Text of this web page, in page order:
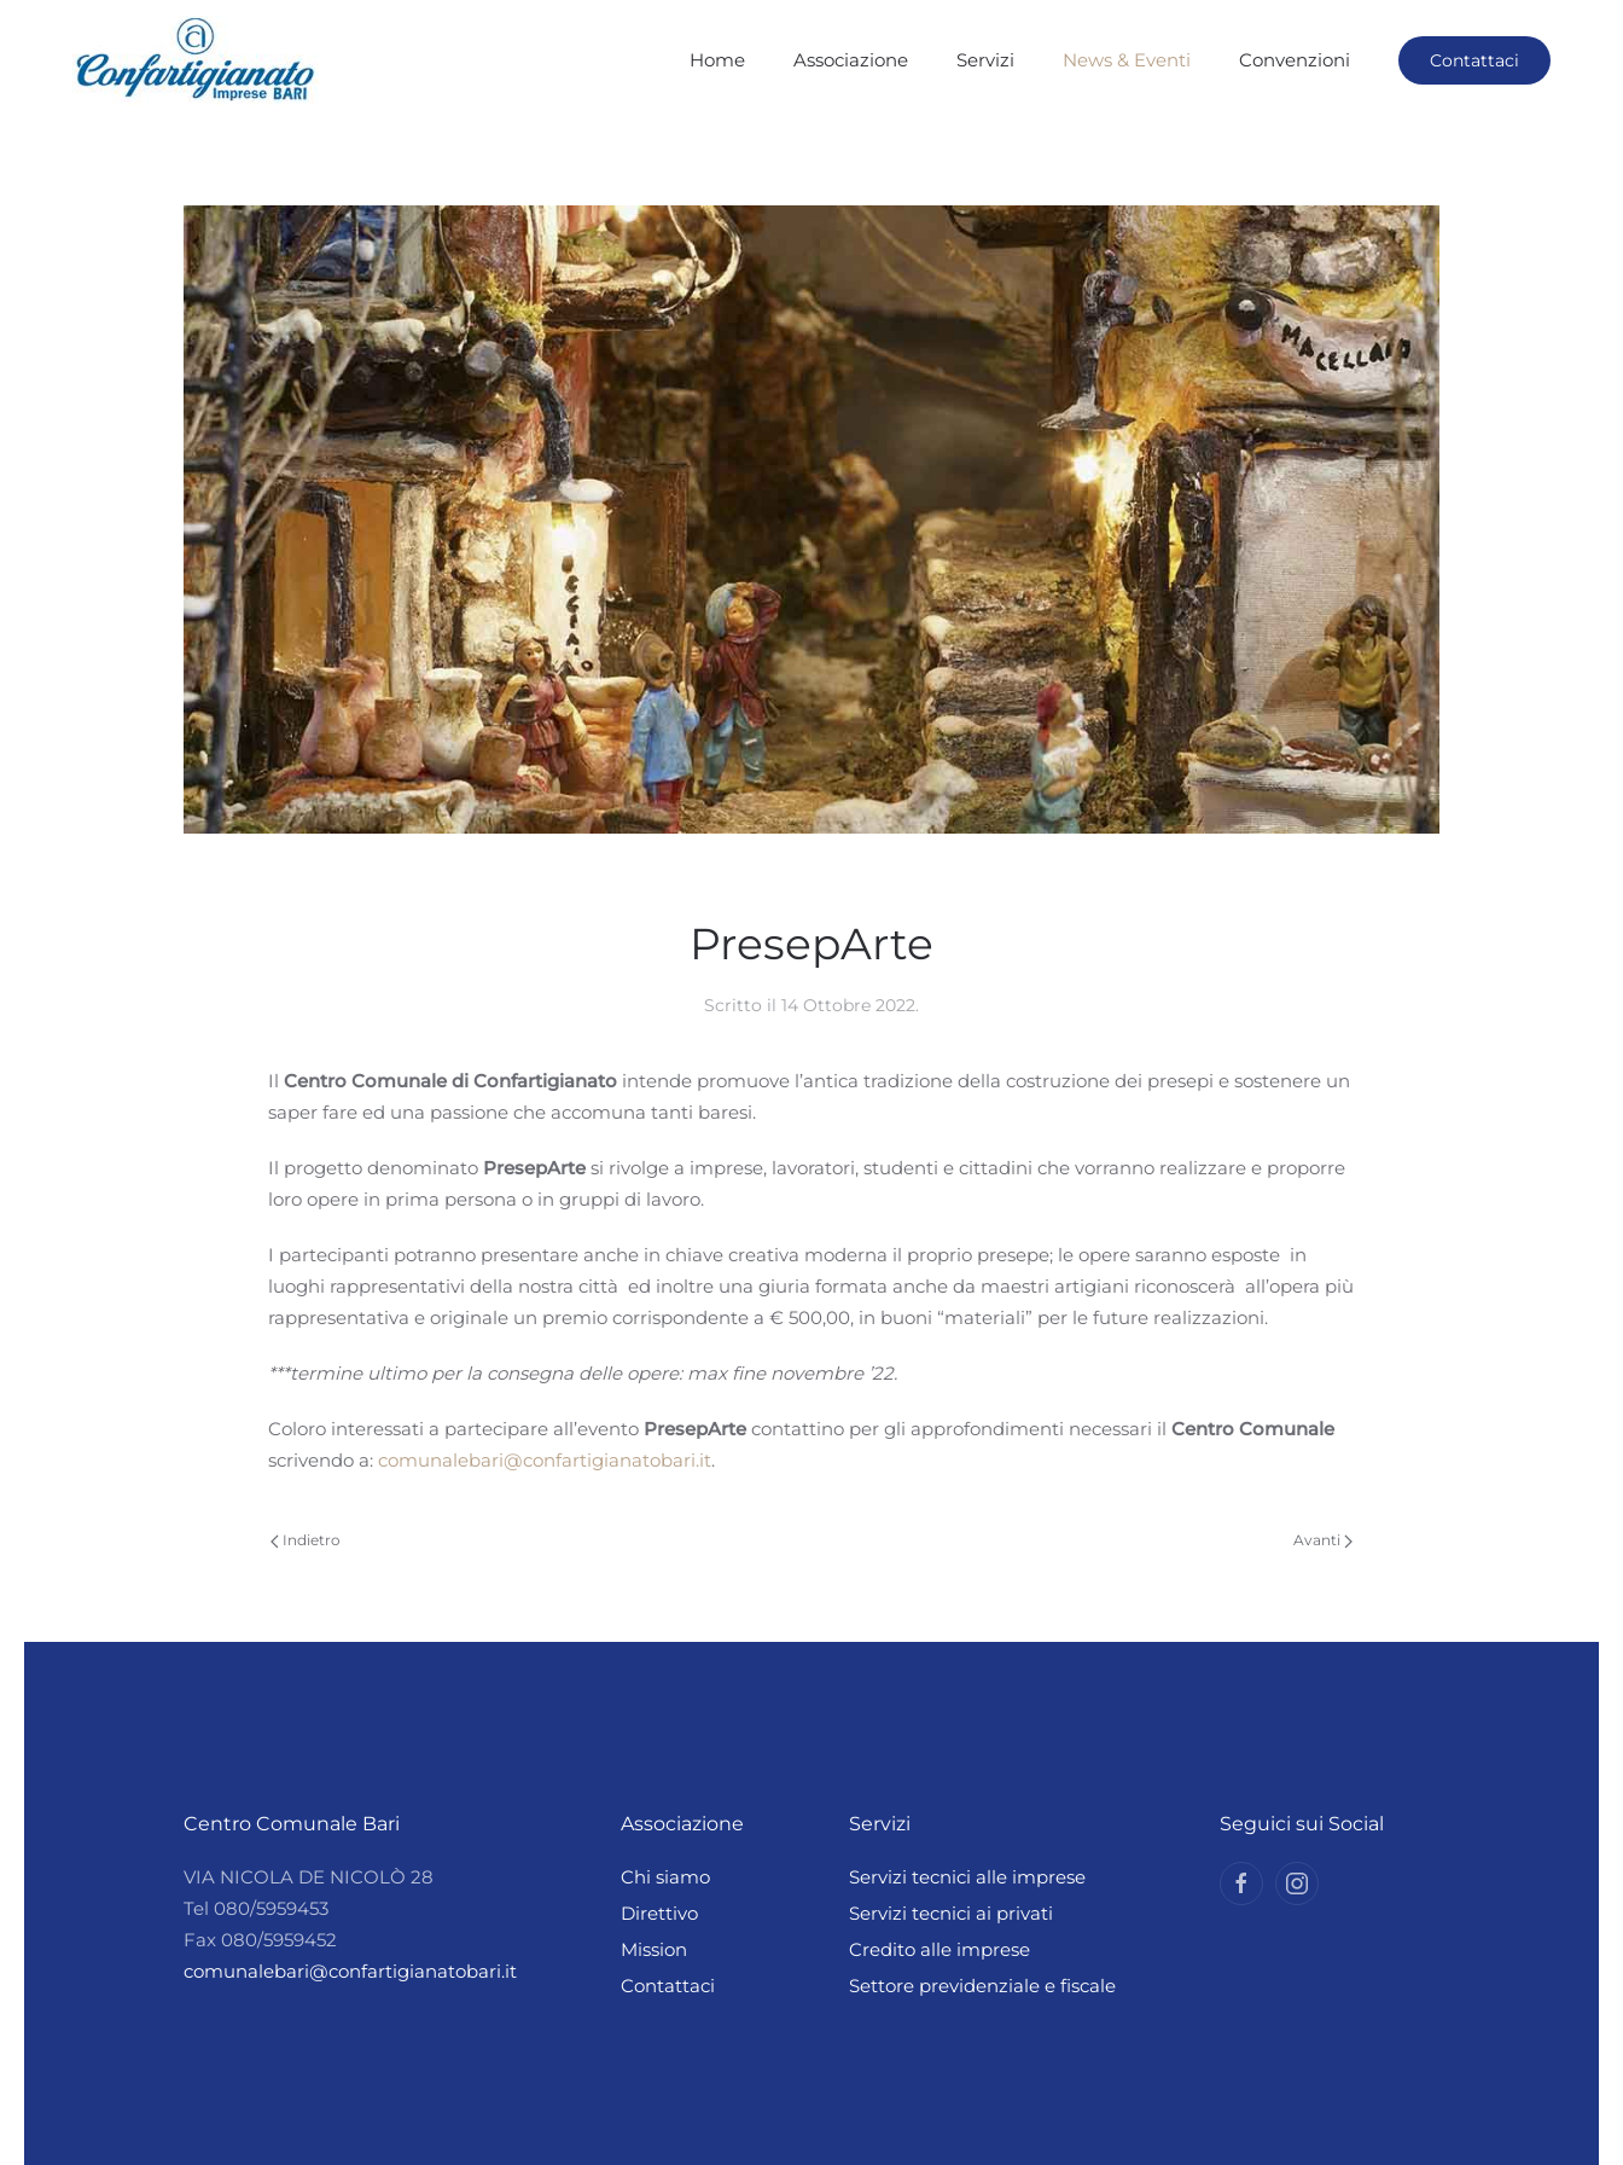
Home Associazione Servizi News & Eventi Convenzioni Contattaci
PresepArte
Scritto il 14 Ottobre 2022.
Il Centro Comunale di Confartigianato intende promuove l’antica tradizione della costruzione dei presepi e sostenere un
saper fare ed una passione che accomuna tanti baresi.
Il progetto denominato PresepArte si rivolge a imprese, lavoratori, studenti e cittadini che vorranno realizzare e proporre
loro opere in prima persona o in gruppi di lavoro.
I partecipanti potranno presentare anche in chiave creativa moderna il proprio presepe; le opere saranno esposte in
luoghi rappresentativi della nostra città ed inoltre una giuria formata anche da maestri artigiani riconoscerà all’opera più
rappresentativa e originale un premio corrispondente a € 500,00, in buoni “materiali” per le future realizzazioni.
***termine ultimo per la consegna delle opere: max fine novembre ’22.
Coloro interessati a partecipare all’evento PresepArte contattino per gli approfondimenti necessari il Centro Comunale
scrivendo a: comunalebari@confartigianatobari.it.
Indietro Avanti
Centro Comunale Bari
VIA NICOLA DE NICOLÒ 28
Tel 080/5959453
Fax 080/5959452
comunalebari@confartigianatobari.it
Associazione
Chi siamo
Direttivo
Mission
Contattaci
Servizi
Servizi tecnici alle imprese
Servizi tecnici ai privati
Credito alle imprese
Settore previdenziale e fiscale
Seguici sui Social